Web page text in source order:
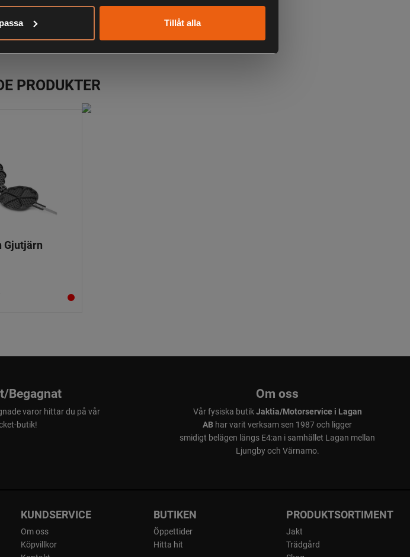
Tillåt alla
TITTAT PÅ
PRODUKTER
Gjutjärn
Begagnat
varor hittar du på vår
butik!
Om oss
Vår fysiska butikJaktia/Motorservice i Lagan
AB har varit verksam sen 1987 och ligger
smidigt belägen längs E4:an i samhället Lagan mellan
Ljungby och Värnamo.
KUNDSERVICE
Om oss
Köpvillkor
BUTIKEN
Öppettider
Hitta hit
PRODUKTSORTIMENT
Jakt
Trädgård